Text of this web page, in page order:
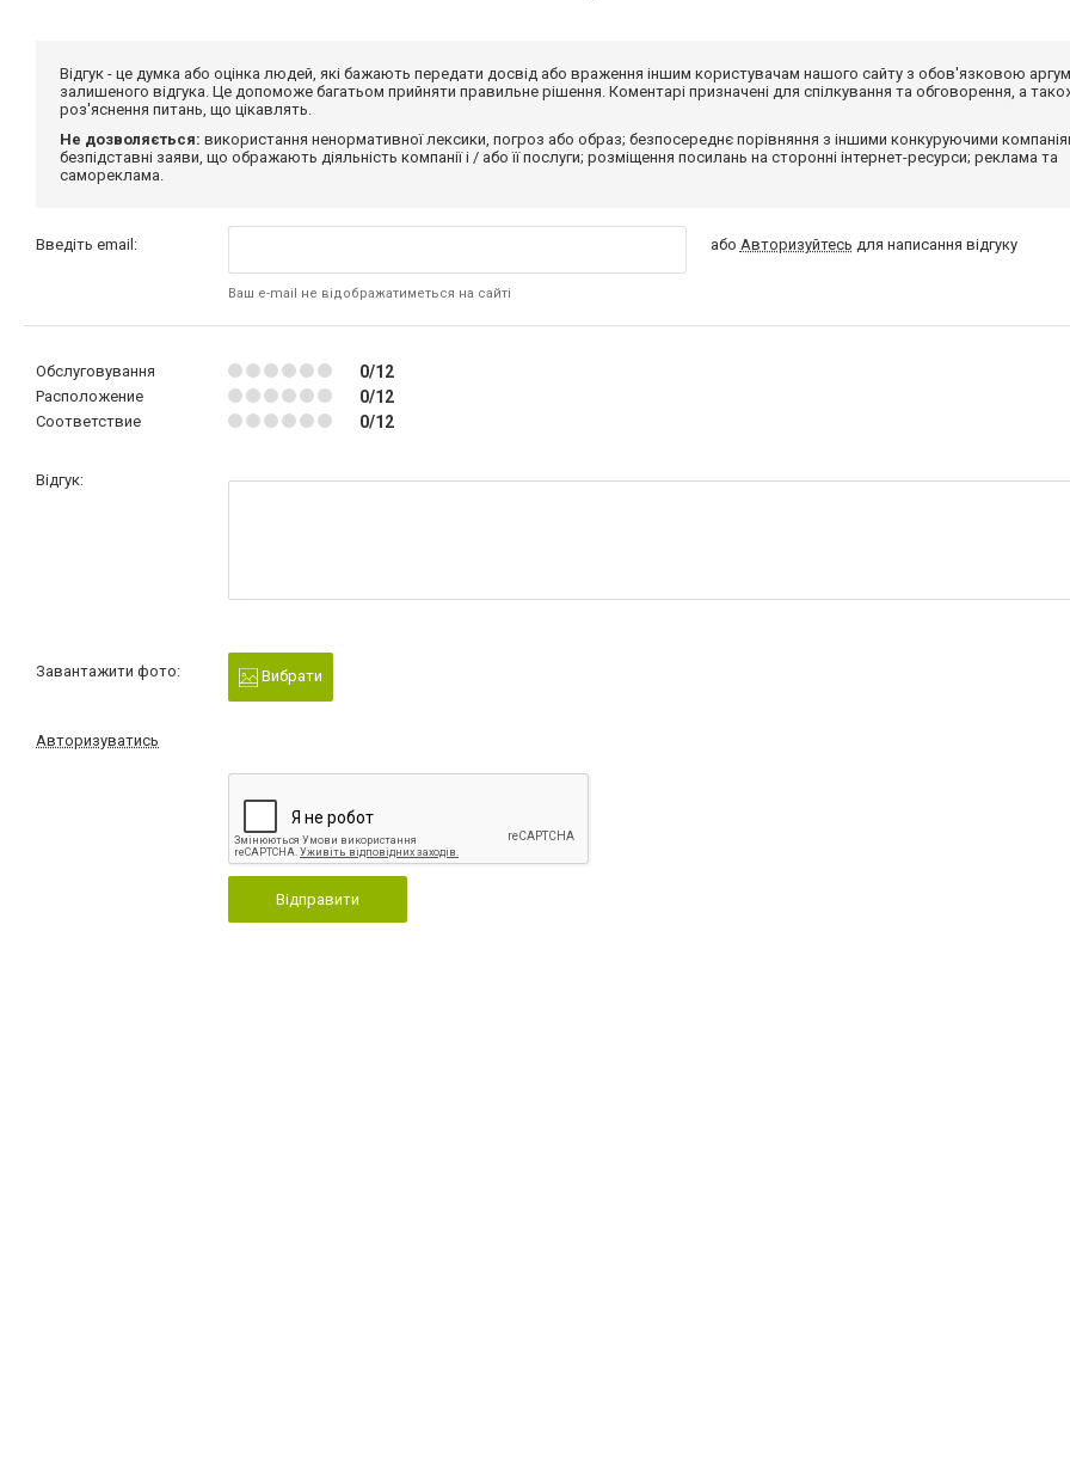
Відгук - це думка або оцінка людей, які бажають передати досвід або враження іншим користувачам нашого сайту з обов'язковою
залишеного відгука. Це допоможе багатьом прийняти правильне рішення. Коментарі призначені для спілкування та обговорення, а
роз'яснення питань, що цікавлять.
Не дозволяється: використання ненормативної лексики, погроз або образ; безпосереднє порівняння з іншими конкуруючими
безпідставні заяви, що ображають діяльність компанії і / або її послуги; розміщення посилань на сторонні інтернет-ресурси; реклама та
самореклама.
Введіть email:
Ваш e-mail не відображатиметься на сайті
або Авторизуйтесь для написання відгуку
Обслуговування 0/12
Расположение 0/12
Соответствие 0/12
Відгук:
Завантажити фото: Вибрати
Авторизуватись
Відправити